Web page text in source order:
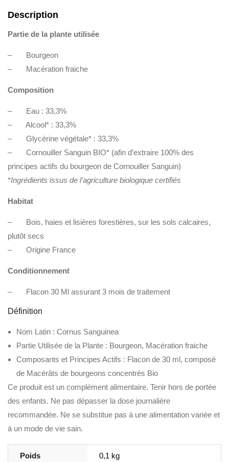
Description
Partie de la plante utilisée
– Bourgeon
– Macération fraiche
Composition
– Eau : 33,3%
– Alcool* : 33,3%
– Glycérine végétale* : 33,3%
– Cornouiller Sanguin BIO* (afin d’extraire 100% des
principes actifs du bourgeon de Cornouiller Sanguin)
*Ingrédients issus de l’agriculture biologique certifiés
Habitat
– Bois, haies et lisières forestières, sur les sols calcaires,
plutôt secs
– Origine France
Conditionnement
– Flacon 30 Ml assurant 3 mois de traitement
Définition
Nom Latin : Cornus Sanguinea
Partie Utilisée de la Plante : Bourgeon, Macération fraiche
Composants et Principes Actifs : Flacon de 30 ml, composé
de Macérâts de bourgeons concentrés Bio
Ce produit est un complément alimentaire. Tenir hors de portée
des enfants. Ne pas dépasser la dose journalière
recommandée. Ne se substitue pas à une alimentation variée et
à un mode de vie sain.
Poids 0,1 kg